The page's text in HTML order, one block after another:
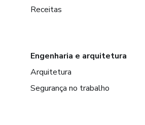
Receitas
Engenharia e arquitetura
Arquitetura
Segurança no trabalho